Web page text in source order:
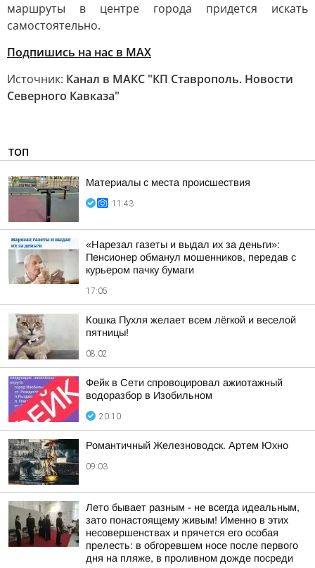
маршруты в центре города придется искать
самостоятельно.
Подпишись на нас в MAX
Источник: Канал в МАКС "КП Ставрополь. Новости
Северного Кавказа"
ТОП
Материалы с места происшествия
11:43
«Нарезал газеты и выдал их за деньги»:
Пенсионер обманул мошенников, передав с
курьером пачку бумаги
17:05
Кошка Пухля желает всем лёгкой и веселой
пятницы!
08:02
Фейк в Сети спровоцировал ажиотажный
водоразбор в Изобильном
20:10
Романтичный Железноводск. Артем Юхно
09:03
Лето бывает разным - не всегда идеальным,
зато понастоящему живым! Именно в этих
несовершенствах и прячется его особая
прелесть: в обгоревшем носе после первого
дня на пляже, в проливном дожде посреди